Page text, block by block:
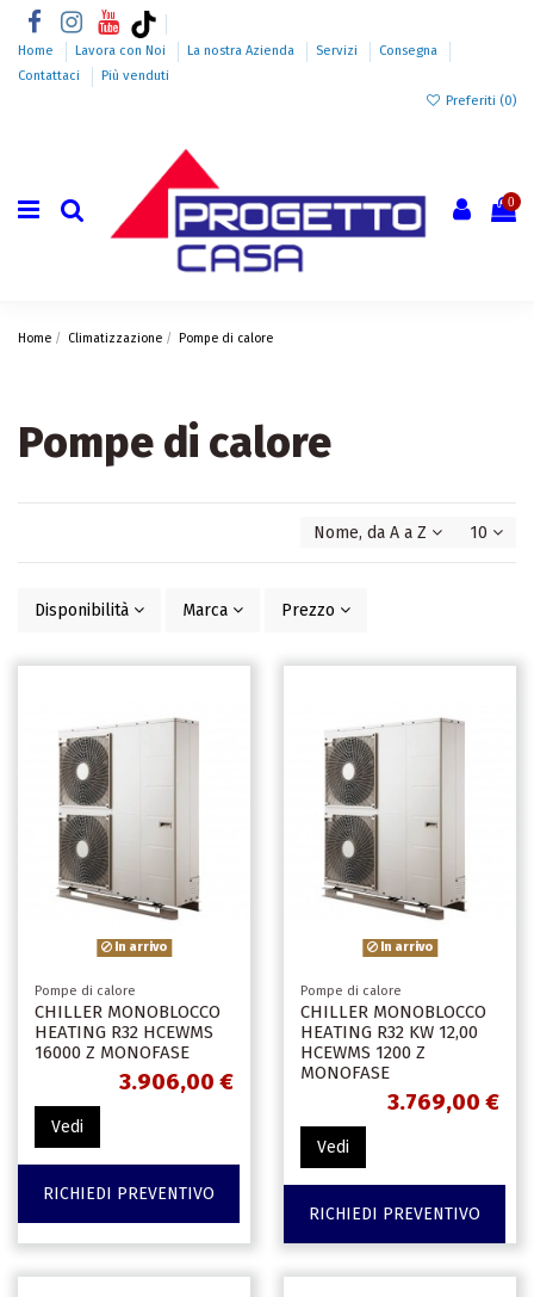
Home Lavora con Noi La nostra Azienda Servizi
Consegna
Contattaci
Più venduti
Preferiti (0)
0
Home Climatizzazione Pompe di calore
Pompe di calore
Nome, da A a Z 10
Disponibilità Marca Prezzo
In arrivo
Pompe di calore
CHILLER MONOBLOCCO
HEATING R32 HCEWMS
16000 Z MONOFASE
3.906,00 €
Vedi
RICHIEDI PREVENTIVO
In arrivo
Pompe di calore
CHILLER MONOBLOCCO
HEATING R32 KW 12,00
HCEWMS 1200 Z
MONOFASE
3.769,00 €
Vedi
RICHIEDI PREVENTIVO